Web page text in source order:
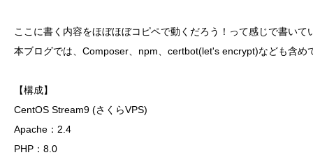
ここに書く内容をほぼほぼコピペで動くだろう！って感じで書いて
本ブログでは、Composer、npm、certbot(let's encrypt)なども含め
【構成】
CentOS Stream9 (さくらVPS)
Apache：2.4
PHP：8.0